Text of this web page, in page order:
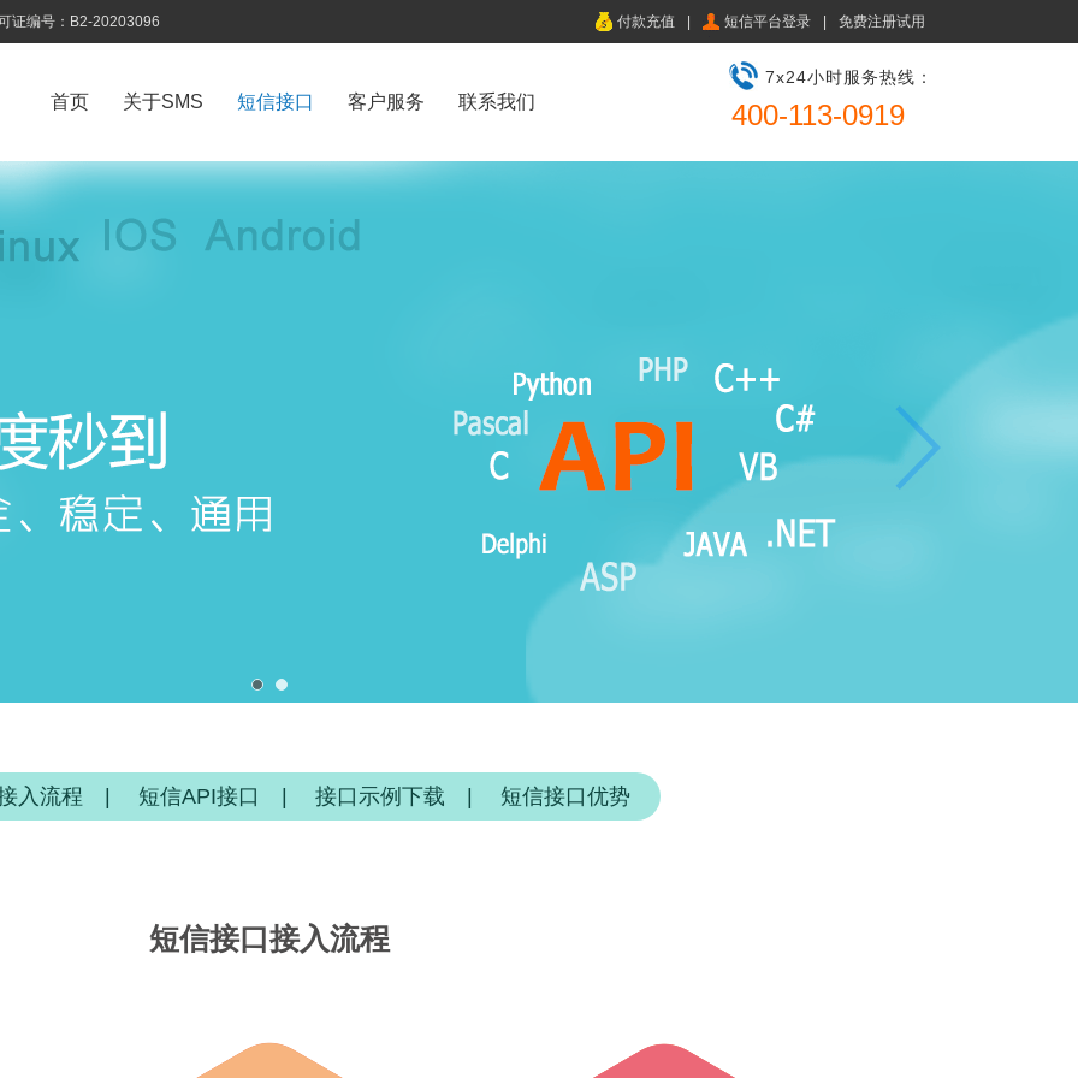
证编号：B2-20203096 付款充值 短信平台登录 免费注册试用
首页 关于SMS 短信接口 客户服务 联系我们
7x24小时服务热线：
400-113-0919
入流程 短信API接口 接口示例下载 短信接口优势
短信接口接入流程